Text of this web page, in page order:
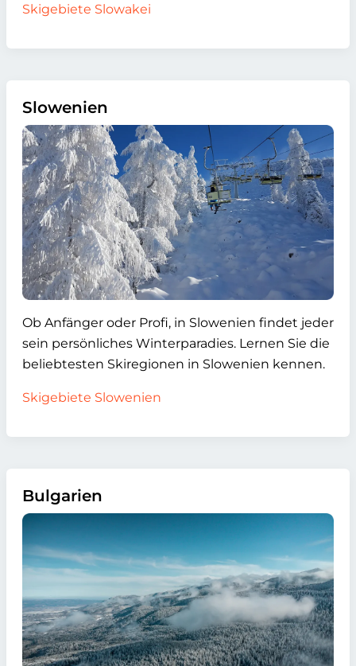
Skigebiete Slowakei
Slowenien
Ob Anfänger oder Profi, in Slowenien findet jeder
sein persönliches Winterparadies. Lernen Sie die
beliebtesten Skiregionen in Slowenien kennen.
Skigebiete Slowenien
Bulgarien